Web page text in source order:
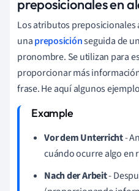
preposicionales en
Los atributos preposicionales
unapreposiciónseguida de
pronombre. Se utilizan para
proporcionar más
frase. He aquí algunos
Vor dem Unterricht-
cuándo ocurre algo en
Nach der Arbeit-